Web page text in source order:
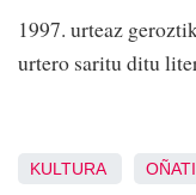
1997. urteaz
urtero saritu ditu
KULTURA OÑATI